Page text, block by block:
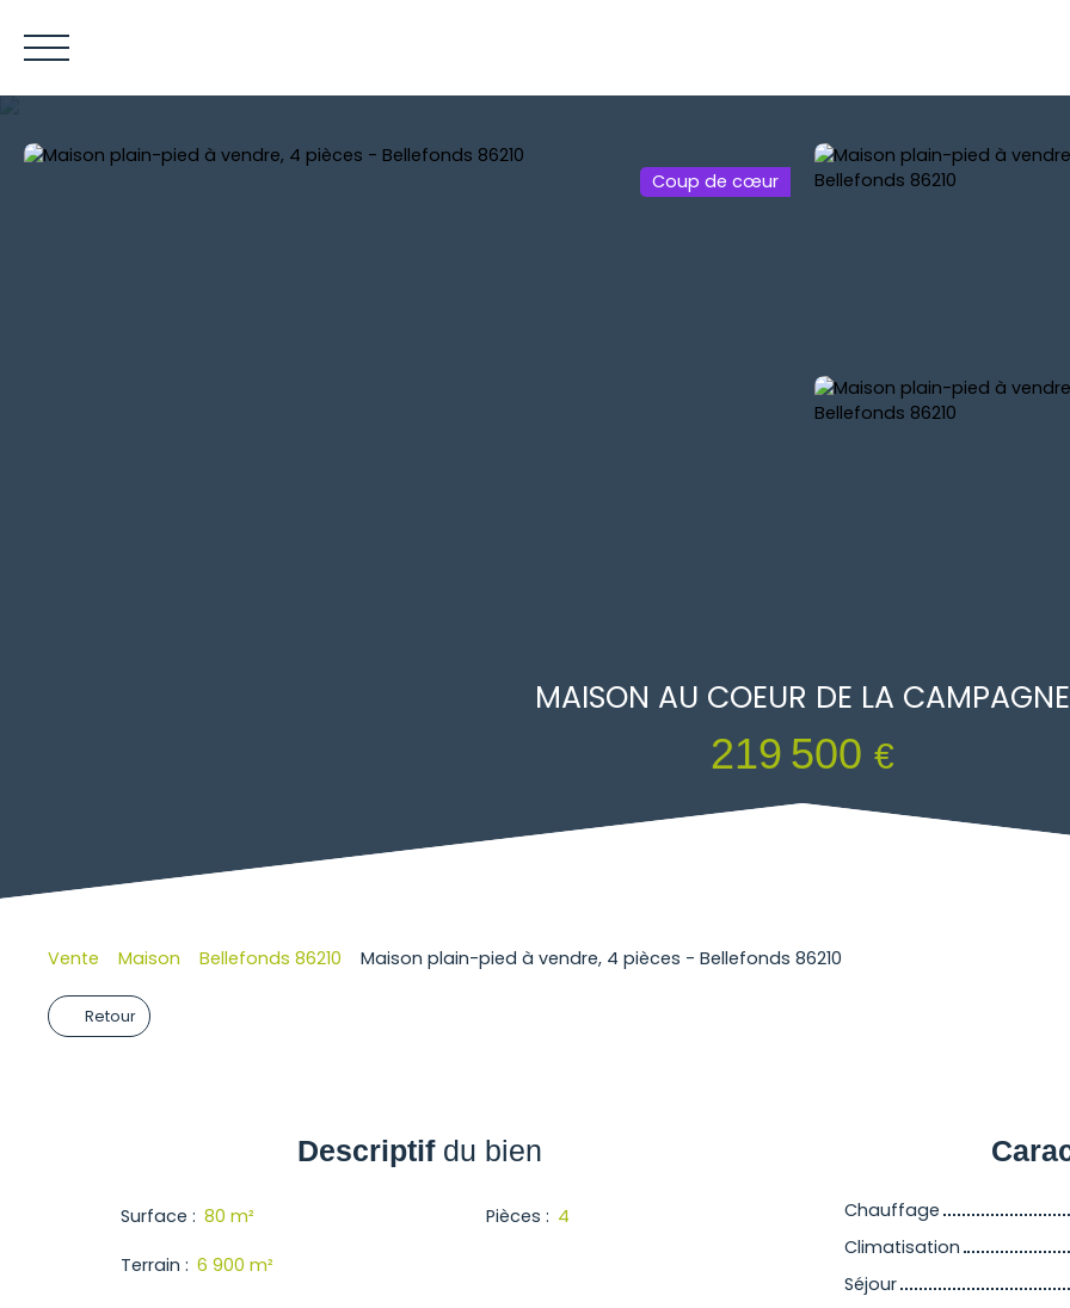
Coup de cœur
MAISON AU COEUR DE LA CAMPAGNE
219 500 €
Vente Maison Bellefonds 86210 Maison plain-pied à vendre, 4 pièces - Bellefonds 86210
Retour
Descriptifdu bien
Surface : 80 m² Pièces : 4
Terrain : 6 900 m²
Chauffage
Climatisation
Séjour